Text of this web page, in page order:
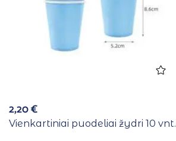
2,20€
Vienkartiniai puodeliai žydri 10 vnt.